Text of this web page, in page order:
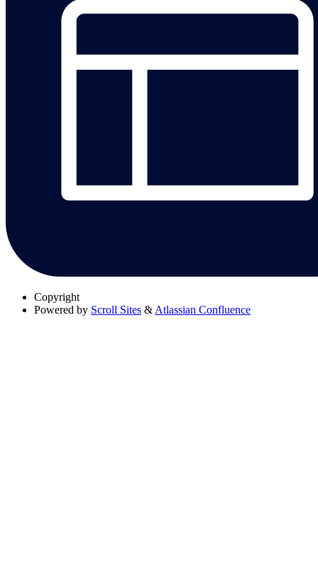
Copyright
Powered by Scroll Sites & Atlassian Confluence